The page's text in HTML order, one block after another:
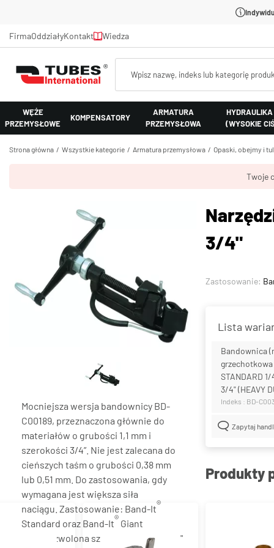
FirmaOddziałyKontakt Wiedza
WĘŻE
PRZEMYSŁOWE
KOMPENSATORY
ARMATURA
PRZEMYSŁOWA
(WYSOKIE
Strona główna Wszystkie kategorie Armatura przemysłowa Opaski, obejmy i
Twoje
Mocniejsza wersja bandownicy BD-
C00189, przeznaczona głównie do
materiałów o grubości 1,1 mm i
szerokości 3/4”. Nie jest zalecana do
cieńszych taśm o grubości 0,38 mm
lub 0,51 mm. Do zastosowania, gdy
wymagana jest większa siła
naciągu. Zastosowanie: Band-It®
Standard oraz Band-It® Giant
3/4". Dozwolona szerokość taśmy: 1/4"
3/4"
Zastosowanie:
Lista
Bandownica
STANDARD
3/4" (HEAVY
Indeks : BD-
Zapytaj
Produkty